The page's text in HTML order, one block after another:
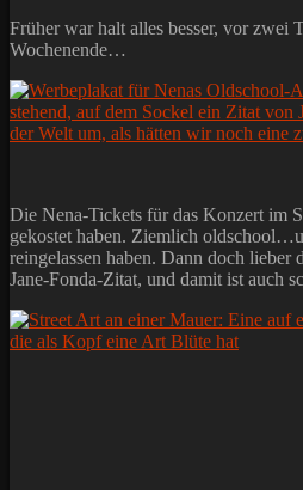
Früher war halt alles besser, vor zwei
Wochenende…
Die Nena-Tickets für das Konzert im
gekostet haben. Ziemlich
reingelassen haben. Dann doch lieber
Jane-Fonda-Zitat, und damit ist auch